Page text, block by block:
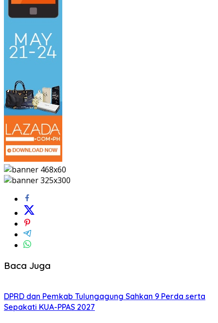
Baca Juga
DPRD dan Pemkab Tulungagung Sahkan 9 Perda serta
Sepakati KUA-PPAS 2027